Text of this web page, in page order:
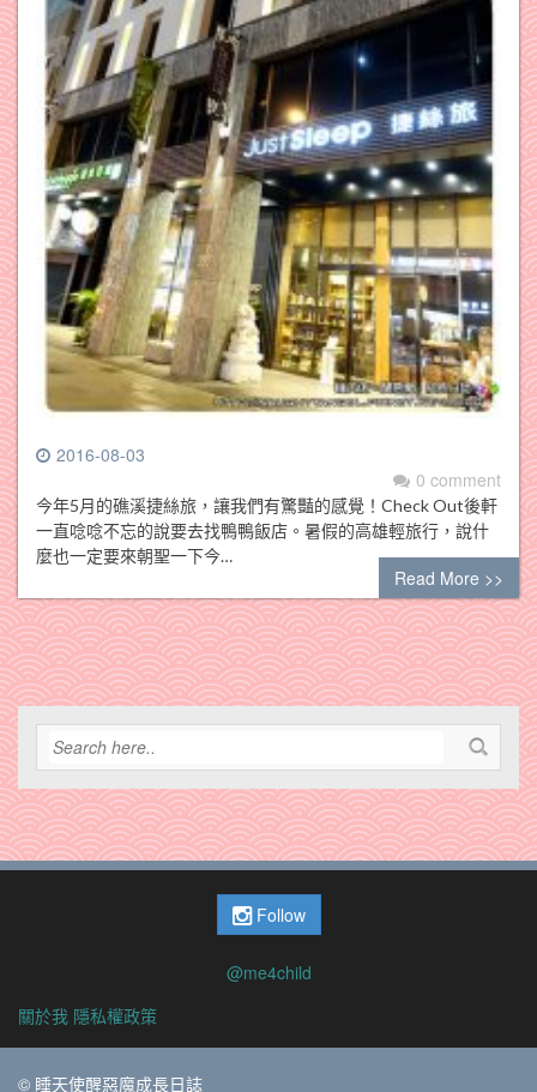
2016-08-03
0 comment
今年5月的礁溪捷絲旅，讓我們有驚豔的感覺！Check Out後軒
一直唸唸不忘的說要去找鴨鴨飯店。暑假的高雄輕旅行，說什
麼也一定要來朝聖一下今…
Read More >>
Follow
@me4child
關於我 隱私權政策
© 睡天使醒惡魔成長日誌